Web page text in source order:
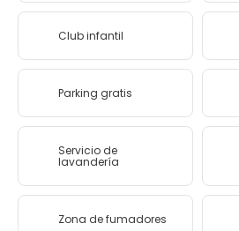
Club infantil
Parking gratis
Servicio de
lavandería
Zona de fumadores